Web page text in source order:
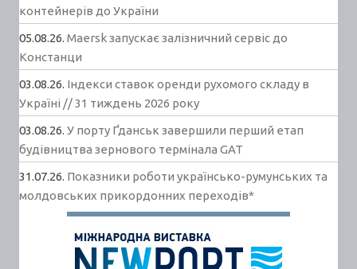
контейнерів до України
05.08.26. Maersk запускає залізничний сервіс до
Констанци
03.08.26. Індекси ставок оренди рухомого складу в
Україні // 31 тиждень 2026 року
03.08.26. У порту Ґданськ завершили перший етап
будівництва зернового термінала GAT
31.07.26. Показники роботи українсько-румунських та
молдовських прикордонних переходів*